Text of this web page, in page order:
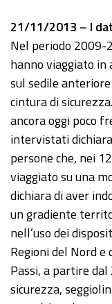
21/11/2013 – I
Nel periodo 2009-
hanno viaggiato in
sul sedile
cintura di
ancora oggi poco
intervistati
persone che, nei
viaggiato su una
dichiara di aver
un gradiente
nell’uso dei
Regioni del Nord
Passi, a partire
sicurezza,